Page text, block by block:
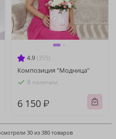
4.9 (355)
Композиция "Модница"
В наличии
6 150 ₽
30 из 380 товаров